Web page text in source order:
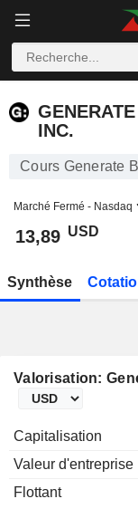
INC.
Cours Generate
Marché Fermé - Nasdaq
13,89 USD
Synthèse
Valorisation:
Capitalisation
Valeur d'entreprise
Flottant